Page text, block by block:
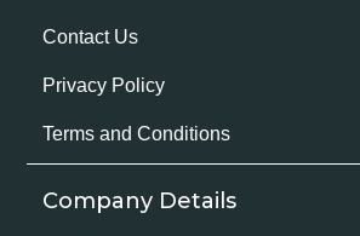
Contact Us
Privacy Policy
Terms and Conditions
Company Details